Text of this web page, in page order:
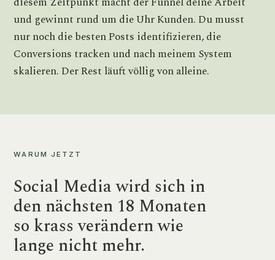
und gewinnt rund um die Uhr Kunden. Du musst
nur noch die besten Posts identifizieren, die
Conversions tracken und nach meinem System
skalieren. Der Rest läuft völlig von alleine.
WARUM JETZT
Social Media wird sich in
den nächsten 18 Monaten
so krass verändern wie
lange nicht mehr.